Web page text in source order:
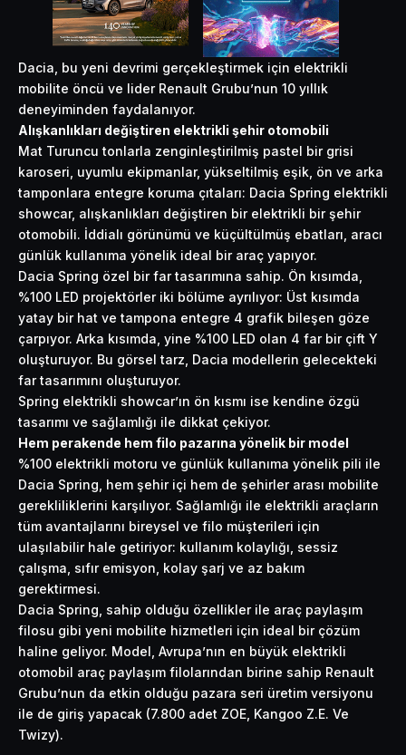
Dacia, bu yeni devrimi gerçekleştirmek için elektrikli
mobilite öncü ve lider Renault Grubu’nun 10 yıllık
deneyiminden faydalanıyor.
Alışkanlıkları değiştiren elektrikli şehir otomobili
Mat Turuncu tonlarla zenginleştirilmiş pastel bir grisi
karoseri, uyumlu ekipmanlar, yükseltilmiş eşik, ön ve arka
tamponlara entegre koruma çıtaları: Dacia Spring elektrikli
showcar, alışkanlıkları değiştiren bir elektrikli bir şehir
otomobili. İddialı görünümü ve küçültülmüş ebatları, aracı
günlük kullanıma yönelik ideal bir araç yapıyor.
Dacia Spring özel bir far tasarımına sahip. Ön kısımda,
%100 LED projektörler iki bölüme ayrılıyor: Üst kısımda
yatay bir hat ve tampona entegre 4 grafik bileşen göze
çarpıyor. Arka kısımda, yine %100 LED olan 4 far bir çift Y
oluşturuyor. Bu görsel tarz, Dacia modellerin gelecekteki
far tasarımını oluşturuyor.
Spring elektrikli showcar’ın ön kısmı ise kendine özgü
tasarımı ve sağlamlığı ile dikkat çekiyor.
Hem perakende hem filo pazarına yönelik bir model
%100 elektrikli motoru ve günlük kullanıma yönelik pili ile
Dacia Spring, hem şehir içi hem de şehirler arası mobilite
gerekliliklerini karşılıyor. Sağlamlığı ile elektrikli araçların
tüm avantajlarını bireysel ve filo müşterileri için
ulaşılabilir hale getiriyor: kullanım kolaylığı, sessiz
çalışma, sıfır emisyon, kolay şarj ve az bakım
gerektirmesi.
Dacia Spring, sahip olduğu özellikler ile araç paylaşım
filosu gibi yeni mobilite hizmetleri için ideal bir çözüm
haline geliyor. Model, Avrupa’nın en büyük elektrikli
otomobil araç paylaşım filolarından birine sahip Renault
Grubu’nun da etkin olduğu pazara seri üretim versiyonu
ile de giriş yapacak (7.800 adet ZOE, Kangoo Z.E. Ve
Twizy).